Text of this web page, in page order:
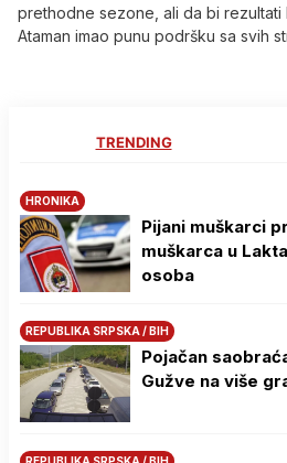
prethodne sezone, ali da bi rezultati
Ataman imao punu podršku sa svih
TRENDING
HRONIKA
Pijani muškarci
muškarca u
osoba
REPUBLIKA SRPSKA / BIH
Pojačan
Gužve na više